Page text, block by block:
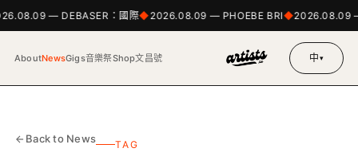
— DEBASER：國際 2026.08.09 — PHOEBE BRI 2026.08.09
AboutNewsGigs音樂祭Shop文昌號 中▾
Back to News TAG